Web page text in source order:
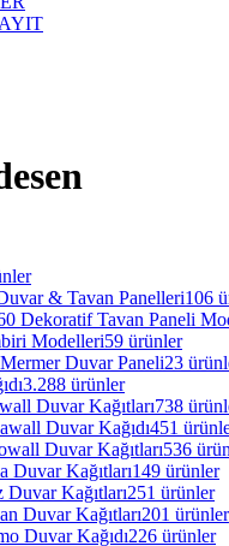
& Tavan Panelleri106
Dekoratif Tavan Paneli
Modelleri59 ürünler
Duvar Paneli23
3.288 ürünler
Duvar Kağıtları738
Duvar Kağıdı451
Duvar Kağıtları536
Duvar Kağıtları149 ürünler
Duvar Kağıtları251 ürünler
Duvar Kağıtları201 ürünler
Duvar Kağıdı226 ürünler